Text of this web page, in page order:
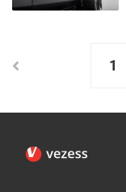
1